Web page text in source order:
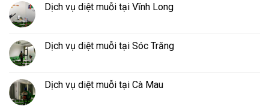
Dịch vụ diệt muỗi tại Vĩnh Long
Dịch vụ diệt muỗi tại Sóc Trăng
Dịch vụ diệt muỗi tại Cà Mau